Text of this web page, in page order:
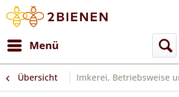
Menü
Übersicht Imkerei, Betriebsweise